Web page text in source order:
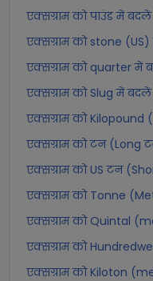
एक्सग्राम को पाउंड में बदलें
एक्सग्राम को stone
एक्सग्राम को quarter में
एक्सग्राम को Slug में बदलें
एक्सग्राम को
एक्सग्राम को टन (Long
एक्सग्राम को US टन
एक्सग्राम को Tonne
एक्सग्राम को Quintal
एक्सग्राम को
एक्सग्राम को Kiloton